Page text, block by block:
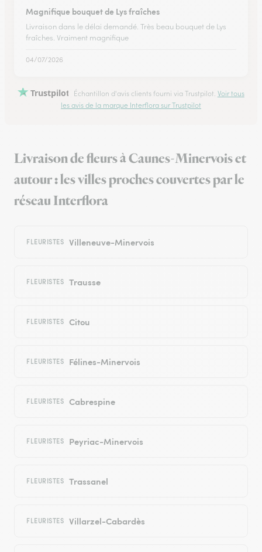
Magnifique bouquet de Lys fraîches
Livraison dans le délai demandé. Très beau bouquet de Lys
fraîches. Vraiment magnifique
04/07/2026
Trustpilot Échantillon d'avis clients fourni via Trustpilot. Voir tous
les avis de la marque Interflora sur Trustpilot
Livraison de fleurs à Caunes-Minervois et
autour : les villes proches couvertes par le
réseau Interflora
FLEURISTES Villeneuve-Minervois
FLEURISTES Trausse
FLEURISTES Citou
FLEURISTES Félines-Minervois
FLEURISTES Cabrespine
FLEURISTES Peyriac-Minervois
FLEURISTES Trassanel
FLEURISTES Villarzel-Cabardès